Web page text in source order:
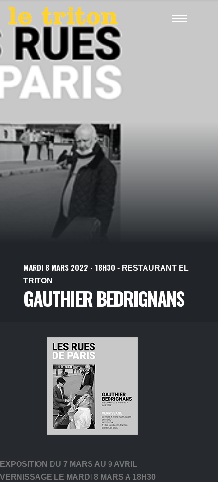
MARDI 8 MARS 2022 - 18H30 - RESTAURANT EL
TRITON
GAUTHIER BEDRIGNANS
EXPOSITION DU 7 MARS AU 9 AVRIL
VERNISSAGE LE MARDI 8 MARS A 18H30